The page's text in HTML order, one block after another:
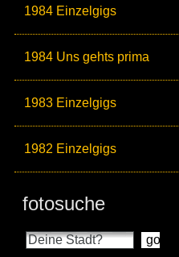
1984 Einzelgigs
1984 Uns gehts prima
1983 Einzelgigs
1982 Einzelgigs
fotosuche